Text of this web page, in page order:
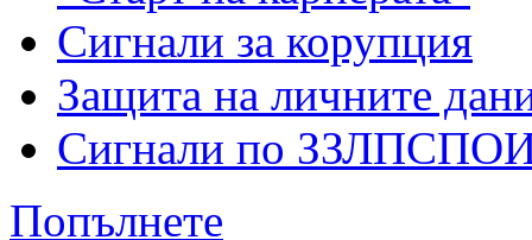
Сигнали за корупция
Защита на личните
Сигнали по
Попълнете